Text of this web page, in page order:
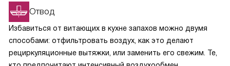
всасывает воздух из помещения. В зависимости
от модели эта функция может быть активирована
посредством нажатия соответствующей кнопки на панели
управления или автоматически, если датчики обнаружат
повышенную концентрацию запахов или паров.
Отвод
Избавиться от витающих в кухне запахов можно двумя
способами: отфильтровать воздух, как это делают
рециркуляционные вытяжки, или заменить его свежим. Те,